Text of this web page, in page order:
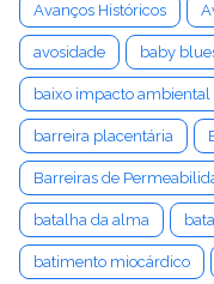
Avanços Históricos
avosidade baby
baixo impacto ambiental
barreira placentária
Barreiras de
batalha da alma
batimento miocárdico